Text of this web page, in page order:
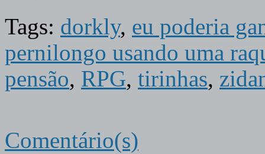
Tags: dorkly, eu poderia
pernilongo usando uma
pensão, RPG, tirinhas,
Comentário(s)